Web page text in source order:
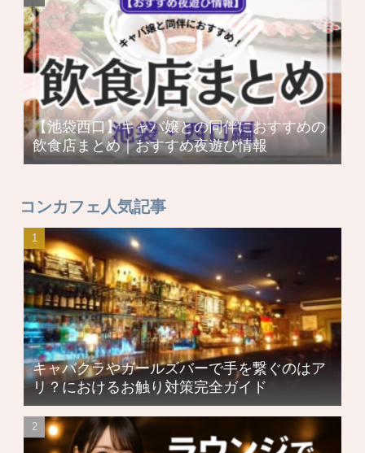
【池袋西口】キャバ嬢との同伴におすすめの
飲食店まとめ｜おすすめ夜遊び情報
コンカフェ人気記事
キャバクラやガールズバーで手を繋ぐのはア
リ？におけるお触り対策完全ガイド